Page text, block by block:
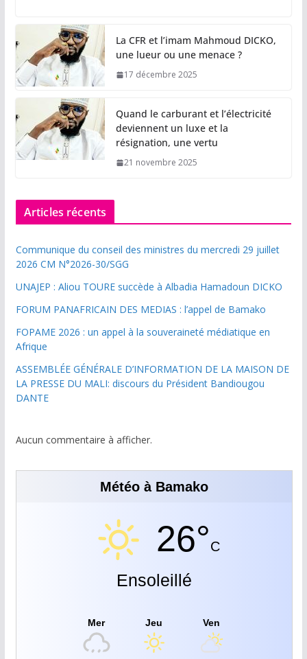
La CFR et l’imam Mahmoud DICKO,
une lueur ou une menace ?
17 décembre 2025
Quand le carburant et l’électricité
deviennent un luxe et la
résignation, une vertu
21 novembre 2025
Articles récents
Communique du conseil des ministres du mercredi 29 juillet
2026 CM N°2026-30/SGG
UNAJEP : Aliou TOURE succède à Albadia Hamadoun DICKO
FORUM PANAFRICAIN DES MEDIAS : l’appel de Bamako
FOPAME 2026 : un appel à la souveraineté médiatique en
Afrique
ASSEMBLÉE GÉNÉRALE D’INFORMATION DE LA MAISON DE
LA PRESSE DU MALI: discours du Président Bandiougou
DANTE
Aucun commentaire à afficher.
Météo à Bamako
26°C
Ensoleillé
Mer Jeu Ven